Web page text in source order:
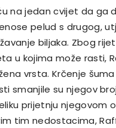
na jedan cvijet da ga
pelud s drugog,
biljaka. Zbog
u kojima može rasti,
vrsta. Krčenje
smanjile su njegov
prijetnju njegovom
tim nedostacima,